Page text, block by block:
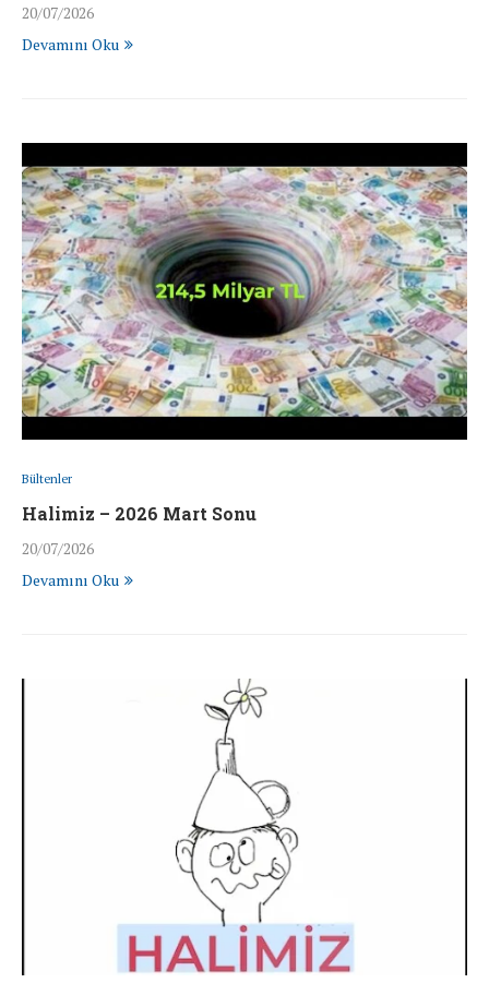
20/07/2026
Devamını Oku
Bültenler
Halimiz – 2026 Mart Sonu
20/07/2026
Devamını Oku